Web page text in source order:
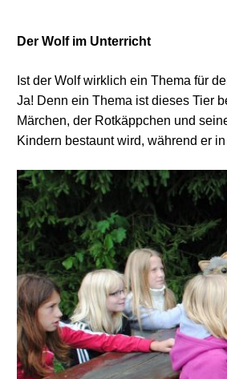
Der Wolf im Unterricht
Ist der Wolf wirklich ein Thema für
Ja! Denn ein Thema ist dieses Tier
Märchen, der Rotkäppchen und
Kindern bestaunt wird, während er